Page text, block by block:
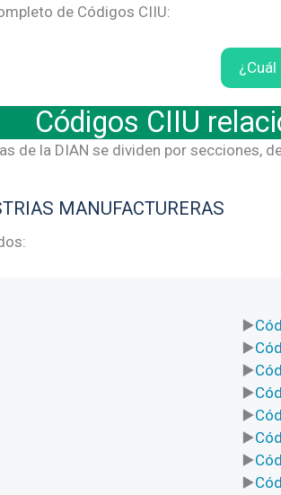
de Códigos CIIU:
Códigos CIIU
de la DIAN se dividen por secciones,
MANUFACTURERAS